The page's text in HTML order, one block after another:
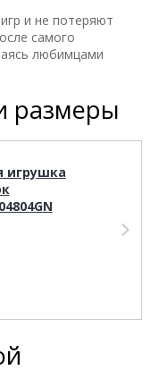
и не потеряют
самого
любимцами
размеры
игрушка